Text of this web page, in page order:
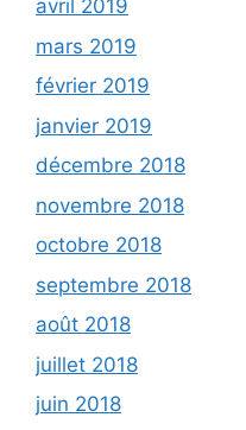
avril 2019
mars 2019
février 2019
janvier 2019
décembre 2018
novembre 2018
octobre 2018
septembre 2018
août 2018
juillet 2018
juin 2018